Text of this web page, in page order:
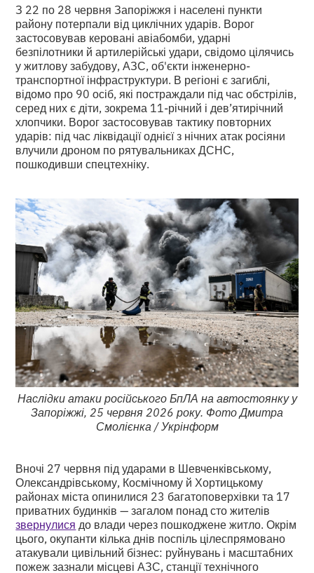
З 22 по 28 червня Запоріжжя і населені пункти
району потерпали від циклічних ударів. Ворог
застосовував керовані авіабомби, ударні
безпілотники й артилерійські удари, свідомо цілячись
у житлову забудову, АЗС, об'єкти інженерно-
транспортної інфраструктури. В регіоні є загиблі,
відомо про 90 осіб, які постраждали під час обстрілів,
серед них є діти, зокрема 11-річний і дев’ятирічний
хлопчики. Ворог застосовував тактику повторних
ударів: під час ліквідації однієї з нічних атак росіяни
влучили дроном по рятувальниках ДСНС,
пошкодивши спецтехніку.
Наслідки атаки російського БпЛА на автостоянку у
Запоріжжі, 25 червня 2026 року. Фото Дмитра
Смолієнка / Укрінформ
Вночі 27 червня під ударами в Шевченківському,
Олександрівському, Космічному й Хортицькому
районах міста опинилися 23 багатоповерхівки та 17
приватних будинків — загалом понад сто жителів
звернулися до влади через пошкоджене житло. Окрім
цього, окупанти кілька днів поспіль цілеспрямовано
атакували цивільний бізнес: руйнувань і масштабних
пожеж зазнали місцеві АЗС, станції технічного